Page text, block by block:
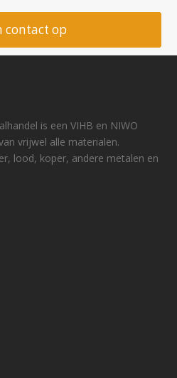
contact op
is een VIHB en NIWO
vrijwel alle materialen.
lood, koper, andere metalen en